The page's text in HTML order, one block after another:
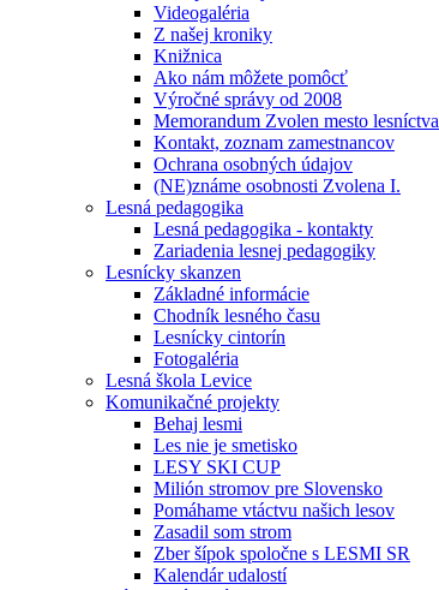
Videogaléria
Z našej kroniky
Knižnica
Ako nám môžete pomôcť
Výročné správy od 2008
Memorandum Zvolen mesto lesníctva
Kontakt, zoznam zamestnancov
Ochrana osobných údajov
(NE)známe osobnosti Zvolena I.
Lesná pedagogika
Lesná pedagogika - kontakty
Zariadenia lesnej pedagogiky
Lesnícky skanzen
Základné informácie
Chodník lesného času
Lesnícky cintorín
Fotogaléria
Lesná škola Levice
Komunikačné projekty
Behaj lesmi
Les nie je smetisko
LESY SKI CUP
Milión stromov pre Slovensko
Pomáhame vtáctvu našich lesov
Zasadil som strom
Zber šípok spoločne s LESMI SR
Kalendár udalostí